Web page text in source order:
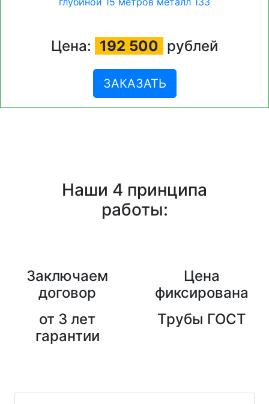
Цена: 192 500 рублей
ЗАКАЗАТЬ
Наши 4 принципа
работы:
Заключаем
договор
Цена
фиксирована
от 3 лет
гарантии
Трубы ГОСТ